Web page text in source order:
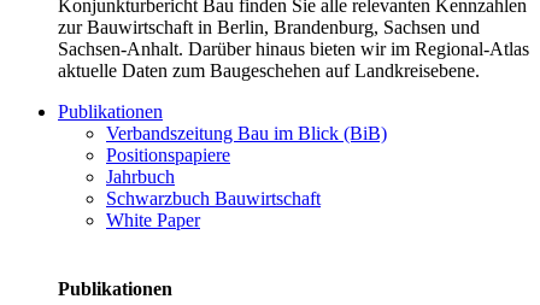
Konjunkturbericht Bau finden Sie alle relevanten Kennzahlen
zur Bauwirtschaft in Berlin, Brandenburg, Sachsen und
Sachsen-Anhalt. Darüber hinaus bieten wir im Regional-Atlas
aktuelle Daten zum Baugeschehen auf Landkreisebene.
Publikationen
Verbandszeitung Bau im Blick (BiB)
Positionspapiere
Jahrbuch
Schwarzbuch Bauwirtschaft
White Paper
Publikationen